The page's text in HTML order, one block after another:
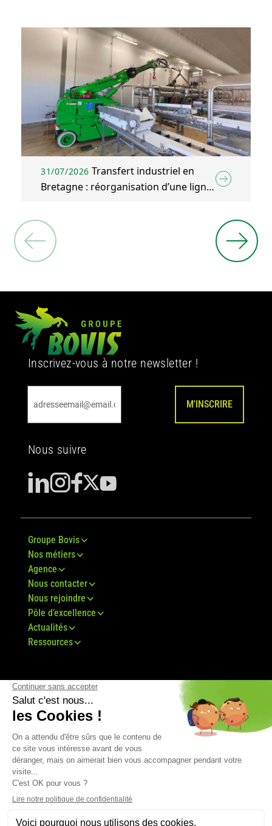
31/07/2026 Transfert industriel en
Bretagne : réorganisation d’une ligne
Inscrivez-vous à notre newsletter !
M'INSCRIRE
Nous suivre
Groupe Bovis
Nos métiers
Agence
Nous contacter
Nous rejoindre
Pôle d’excellence
Actualités
Ressources
© Groupe Bovis 2024 - Mentions légales
-Plan du site CGV